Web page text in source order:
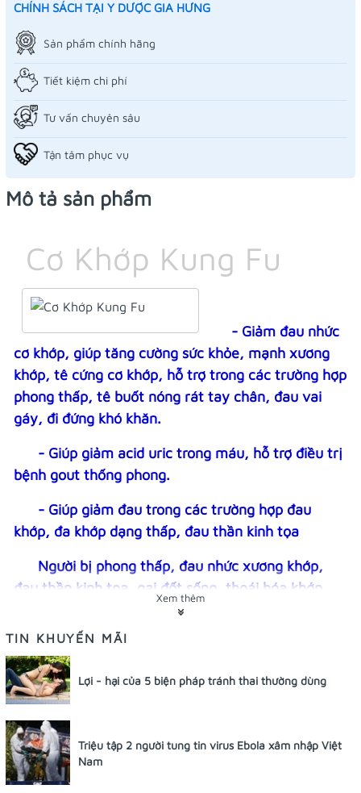
CHÍNH SÁCH TẠI Y DƯỢC GIA HƯNG
Sản phẩm chính hãng
Tiết kiệm chi phí
Tư vấn chuyên sâu
Tận tâm phục vụ
Mô tả sản phẩm
Cơ Khớp Kung Fu
- Giảm đau nhức
cơ khớp, giúp tăng cường sức khỏe, mạnh xương
khớp, tê cứng cơ khớp, hỗ trợ trong các trường hợp
phong thấp, tê buốt nóng rát tay chân, đau vai
gáy, đi đứng khó khăn.
- Giúp giảm acid uric trong máu, hỗ trợ điều trị
bệnh gout thống phong.
- Giúp giảm đau trong các trường hợp đau
khớp, đa khớp dạng thấp, đau thần kinh tọa
Người bị phong thấp, đau nhức xương khớp,
đau thần kinh tọa, gai đốt sống, thoái hóa khớp,
ngồi lâu tê buốt bàn chân, người bị thoát vị đĩa
đệm, thống phong, gout sưng nóng đỏ đau.
- Người lớn: Mỗi ngày uống 2 – 3 lần, mỗi lần
2 viên, uống trước bữa ăn 20 phút
- Trẻ em: Mỗi ngày uống 2 lần, mỗi lần 1
viên, uống trước bữa ăn 20 phút
+ Mỗi đợt nên dùng 1- 2 tháng
Xem thêm
TIN KHUYẾN MÃI
Lợi - hại của 5 biện pháp tránh thai thường dùng
Triệu tập 2 người tung tin virus Ebola xâm nhập Việt
Nam